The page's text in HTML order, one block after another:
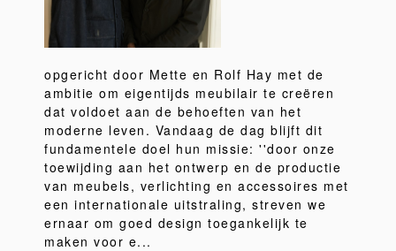
opgericht door Mette en Rolf Hay met de
ambitie om eigentijds meubilair te creëren
dat voldoet aan de behoeften van het
moderne leven. Vandaag de dag blijft dit
fundamentele doel hun missie: ''door onze
toewijding aan het ontwerp en de productie
van meubels, verlichting en accessoires met
een internationale uitstraling, streven we
ernaar om goed design toegankelijk te
maken voor e...